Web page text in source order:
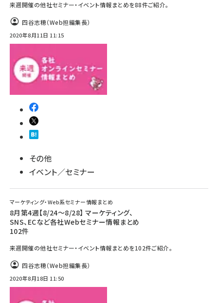
来週開催の他社セミナー・イベント情報まとめを88件ご紹介。
四谷志穂（Web担編集長）
2020年8月11日 11:15
その他
イベント／セミナー
マーケティング・Web系セミナー情報まとめ
8月第4週【8/24～8/28】 マーケティング、
SNS、ECなど各社Webセミナー情報まとめ
102件
来週開催の他社セミナー・イベント情報まとめを102件ご紹介。
四谷志穂（Web担編集長）
2020年8月18日 11:50